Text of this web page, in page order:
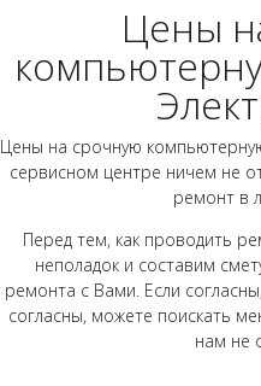
Цены
Цены на срочную
сервисном центре ничем не
ремонт в
Перед тем, как проводить
неполадок и составим
ремонта с Вами. Если
согласны, можете поискать
нам не